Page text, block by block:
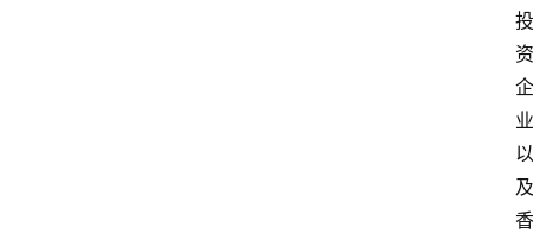
投
资
企
业
以
及
香